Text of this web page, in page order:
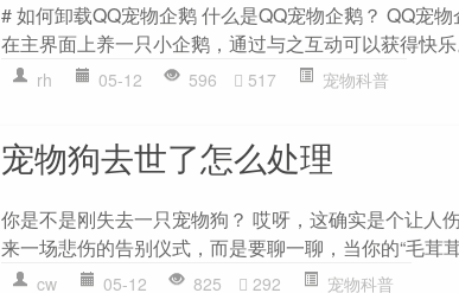
# 如何卸载QQ宠物企鹅 什么是QQ宠物企鹅？ QQ宠
在主界面上养一只小企鹅，通过与之互动可以获得快
rh 05-12 596 517 宠物科普
宠物狗去世了怎么处理
你是不是刚失去一只宠物狗？ 哎呀，这确实是个让人
来一场悲伤的告别仪式，而是要聊一聊，当你的“毛茸
cw 05-12 825 292 宠物科普